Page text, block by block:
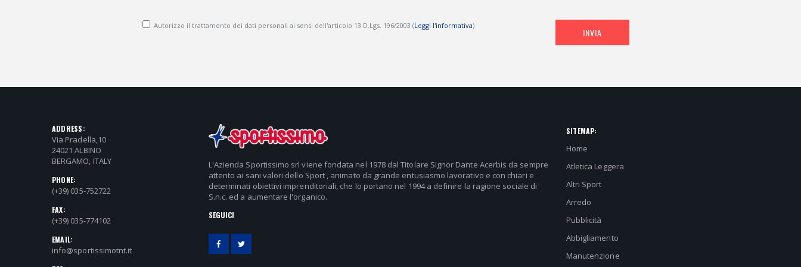
Autorizzo il trattamento dei dati personali ai sensi dell'articolo 13 D.Lgs. 196/2003 (Leggi l'informativa)
INVIA
ADDRESS:
Via Pradella,10
24021 ALBINO
BERGAMO, ITALY
PHONE:
(+39) 035-752722
FAX:
(+39) 035-774102
EMAIL:
info@sportissimotnt.it
L'Azienda Sportissimo srl viene fondata nel 1978 dal Titolare Signor Dante Acerbis da sempre
attento ai sani valori dello Sport , animato da grande entusiasmo lavorativo e con chiari e
determinati obiettivi imprenditoriali, che lo portano nel 1994 a definire la ragione sociale di
S.n.c. ed a aumentare l'organico.
SEGUICI
SITEMAP:
Home
Atletica Leggera
Altri Sport
Arredo
Pubblicità
Abbigliamento
Manutenzione